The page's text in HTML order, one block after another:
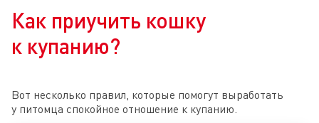
Как приучить кошку
к купанию?
Вот несколько правил, которые помогут выработать
у питомца спокойное отношение к купанию.